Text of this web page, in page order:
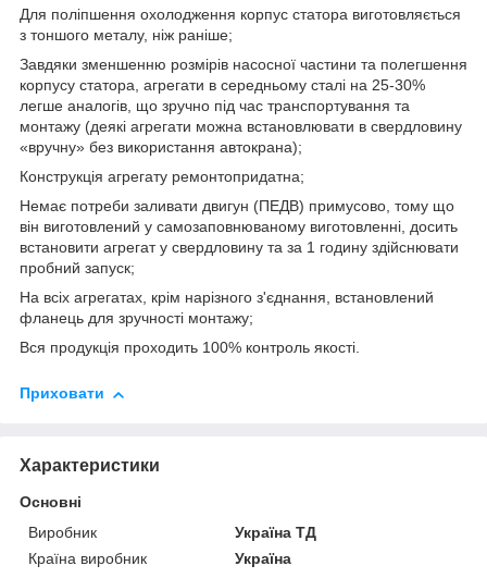
Для поліпшення охолодження корпус статора виготовляється
з тоншого металу, ніж раніше;
Завдяки зменшенню розмірів насосної частини та полегшення
корпусу статора, агрегати в середньому сталі на 25-30%
легше аналогів, що зручно під час транспортування та
монтажу (деякі агрегати можна встановлювати в свердловину
«вручну» без використання автокрана);
Конструкція агрегату ремонтопридатна;
Немає потреби заливати двигун (ПЕДВ) примусово, тому що
він виготовлений у самозаповнюваному виготовленні, досить
встановити агрегат у свердловину та за 1 годину здійснювати
пробний запуск;
На всіх агрегатах, крім нарізного з'єднання, встановлений
фланець для зручності монтажу;
Вся продукція проходить 100% контроль якості.
Приховати
Характеристики
Основні
Виробник
Україна ТД
Країна виробник
Україна